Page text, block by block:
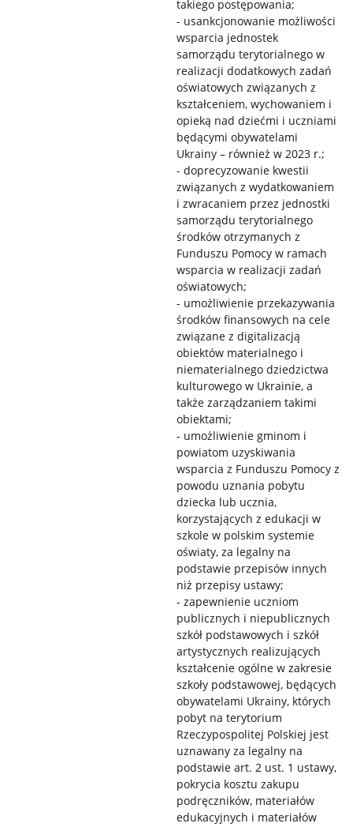
takiego postępowania;
- usankcjonowanie możliwości
wsparcia jednostek
samorządu terytorialnego w
realizacji dodatkowych zadań
oświatowych związanych z
kształceniem, wychowaniem i
opieką nad dziećmi i uczniami
będącymi obywatelami
Ukrainy – również w 2023 r.;
- doprecyzowanie kwestii
związanych z wydatkowaniem
i zwracaniem przez jednostki
samorządu terytorialnego
środków otrzymanych z
Funduszu Pomocy w ramach
wsparcia w realizacji zadań
oświatowych;
- umożliwienie przekazywania
środków finansowych na cele
związane z digitalizacją
obiektów materialnego i
niematerialnego dziedzictwa
kulturowego w Ukrainie, a
także zarządzaniem takimi
obiektami;
- umożliwienie gminom i
powiatom uzyskiwania
wsparcia z Funduszu Pomocy z
powodu uznania pobytu
dziecka lub ucznia,
korzystających z edukacji w
szkole w polskim systemie
oświaty, za legalny na
podstawie przepisów innych
niż przepisy ustawy;
- zapewnienie uczniom
publicznych i niepublicznych
szkół podstawowych i szkół
artystycznych realizujących
kształcenie ogólne w zakresie
szkoły podstawowej, będących
obywatelami Ukrainy, których
pobyt na terytorium
Rzeczypospolitej Polskiej jest
uznawany za legalny na
podstawie art. 2 ust. 1 ustawy,
pokrycia kosztu zakupu
podręczników, materiałów
edukacyjnych i materiałów